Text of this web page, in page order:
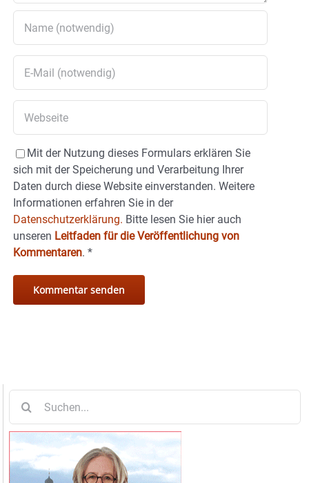
Mit der Nutzung dieses Formulars erklären Sie
sich mit der Speicherung und Verarbeitung Ihrer
Daten durch diese Website einverstanden. Weitere
Informationen erfahren Sie in der
Datenschutzerklärung. Bitte lesen Sie hier auch
unseren Leitfaden für die Veröffentlichung von
Kommentaren. *
nach: